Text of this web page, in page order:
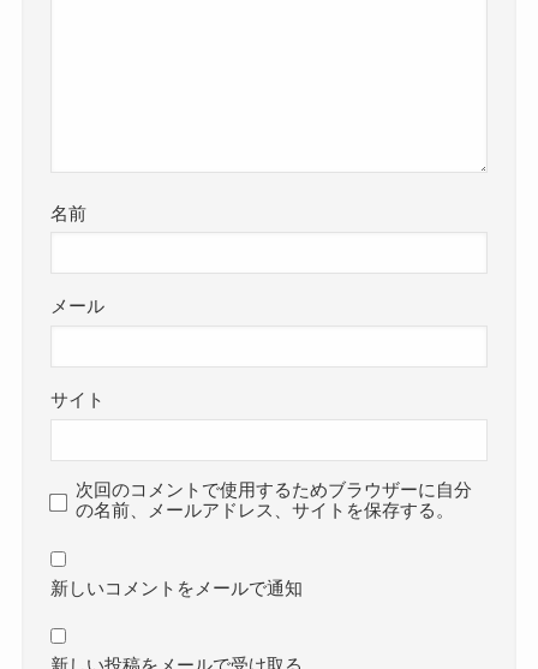
名前
メール
サイト
次回のコメントで使用するためブラウザーに自分
の名前、メールアドレス、サイトを保存する。
新しいコメントをメールで通知